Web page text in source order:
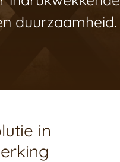
duurzaamheid.
in